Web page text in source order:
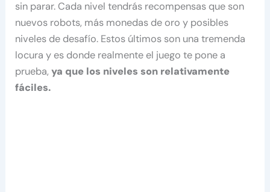
sin parar. Cada nivel tendrás recompensas que son
nuevos robots, más monedas de oro y posibles
niveles de desafío. Estos últimos son una tremenda
locura y es donde realmente el juego te pone a
prueba,ya que los niveles son relativamente
fáciles.